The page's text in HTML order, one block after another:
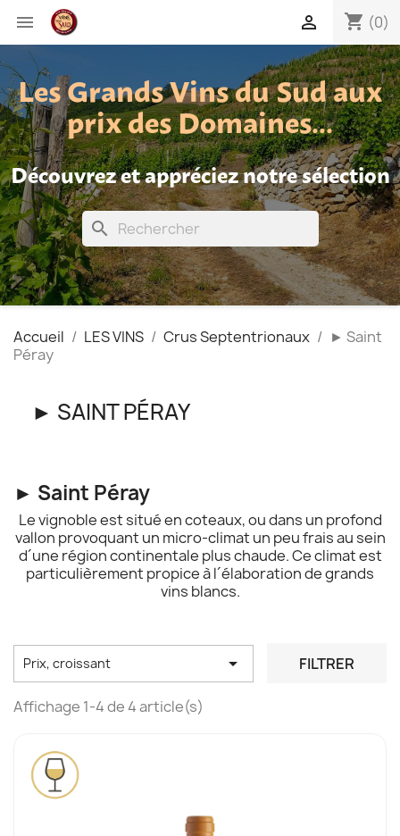
 shopping_cart (0)

Les Grands Vins du Sud aux
prix des Domaines...
Découvrez et appréciez notre sélection
search
Accueil LES VINS Crus Septentrionaux
► Saint
Péray
► SAINT PÉRAY
► Saint Péray
Le vignoble est situé en coteaux, ou dans un profond
vallon provoquant un micro-climat un peu frais au sein
d´une région continentale plus chaude. Ce climat est
particulièrement propice à l´élaboration de grands
vins blancs.
Prix, croissant  FILTRER
Affichage 1-4 de 4 article(s)